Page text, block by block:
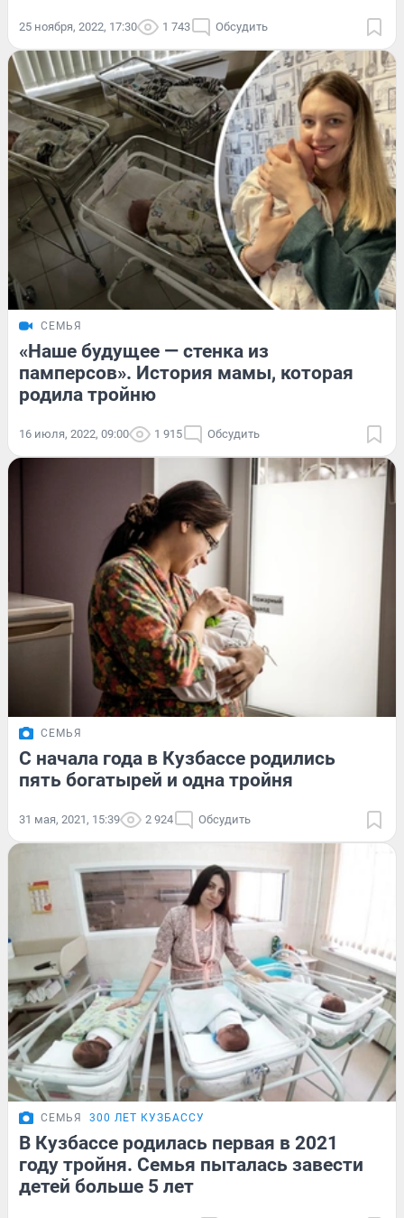
25 ноября, 2022, 17:30 1 743 Обсудить
СЕМЬЯ
«Наше будущее — стенка из
памперсов». История мамы, которая
родила тройню
16 июля, 2022, 09:00 1 915 Обсудить
СЕМЬЯ
С начала года в Кузбассе родились
пять богатырей и одна тройня
31 мая, 2021, 15:39 2 924 Обсудить
СЕМЬЯ 300 ЛЕТ КУЗБАССУ
В Кузбассе родилась первая в 2021
году тройня. Семья пыталась завести
детей больше 5 лет